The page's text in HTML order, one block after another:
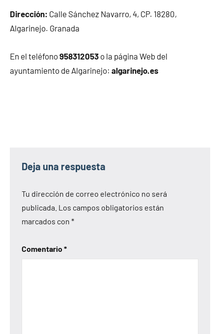
Dirección: Calle Sánchez Navarro, 4, CP. 18280,
Algarinejo. Granada
En el teléfono958312053 o la página Web del
ayuntamiento de Algarinejo: algarinejo.es
Deja una respuesta
Tu dirección de correo electrónico no será
publicada. Los campos obligatorios están
marcados con *
Comentario*